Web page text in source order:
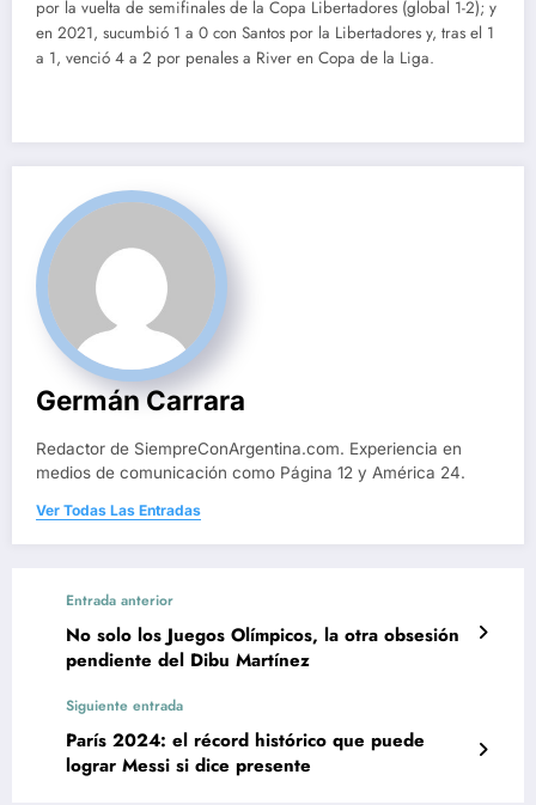
por la vuelta de semifinales de la Copa Libertadores (global 1-2); y
en 2021, sucumbió 1 a 0 con Santos por la Libertadores y, tras el 1
a 1, venció 4 a 2 por penales a River en Copa de la Liga.
Germán Carrara
Redactor de SiempreConArgentina.com. Experiencia en
medios de comunicación como Página 12 y América 24.
Ver Todas Las Entradas
Entrada anterior
No solo los Juegos Olímpicos, la otra obsesión
pendiente del Dibu Martínez
Siguiente entrada
París 2024: el récord histórico que puede
lograr Messi si dice presente